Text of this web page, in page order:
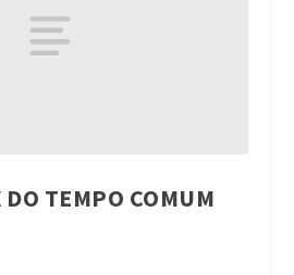
TEMPO COMUM